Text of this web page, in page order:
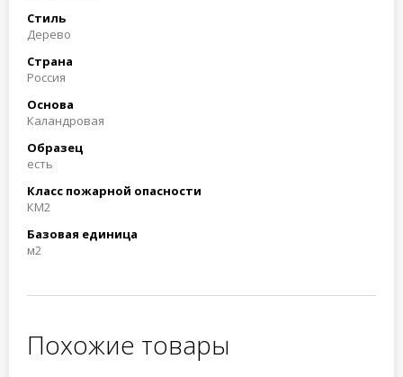
Стиль
Дерево
Страна
Россия
Основа
Каландровая
Образец
есть
Класс пожарной опасности
КМ2
Базовая единица
м2
Похожие товары